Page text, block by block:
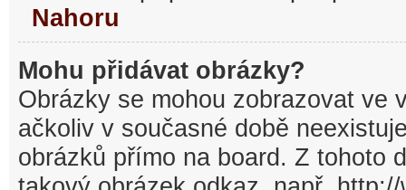
Nahoru
Mohu přidávat obrázky?
Obrázky se mohou zobrazovat ve
ačkoliv v současné době
obrázků přímo na board. Z tohoto